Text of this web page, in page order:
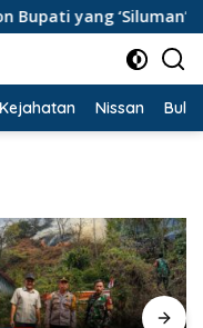
‘Siluman’ ke
Kejahatan Nissan